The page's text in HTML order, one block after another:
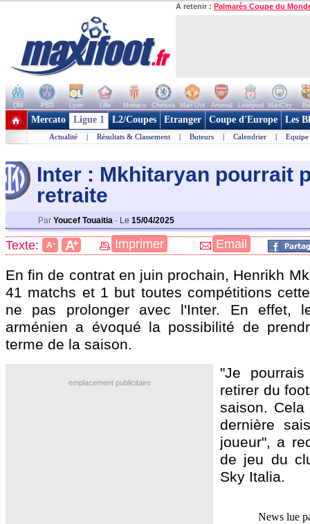
A retenir : Palmarès Coupe du
OM PSG Lyon Lille Monaco Chelsea Man Utd Arsenal Liverpool ManCity
+ de clubs
Mercato Ligue 1 L2/Coupes Etranger Coupe d'Europe Les
Actualité | Résultats & Classement | Buteurs | Calendrier | Equipe
Inter : Mkhitaryan pourrait
retraite
Par Youcef Touaitia - Le 15/04/2025
Texte: A- A+ Imprimer Email
En fin de contrat en juin prochain, Henrikh
41 matchs et 1 but toutes compétitions
ne pas prolonger avec l'Inter. En effet,
arménien a évoqué la possibilité de
terme de la saison.
emplacement publicitaire
"Je
retirer du
saison.
dernière
joueur", a
de jeu du
Sky Italia.
News lue